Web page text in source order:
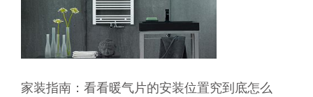
家装指南：看看暖气片的安装位置究到底怎么